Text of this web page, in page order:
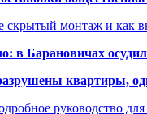
скрытый монтаж и как
в Барановичах
квартиры,
руководство